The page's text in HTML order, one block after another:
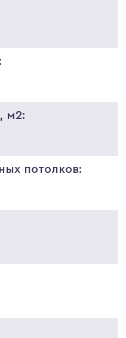
м2:
потолков: